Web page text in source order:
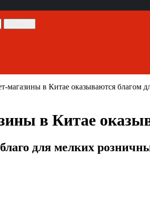
магазины в Китае оказываются благом
в Китае
для мелких